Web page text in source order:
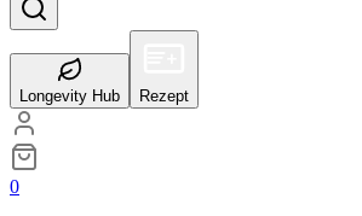
Longevity Hub Rezept
0